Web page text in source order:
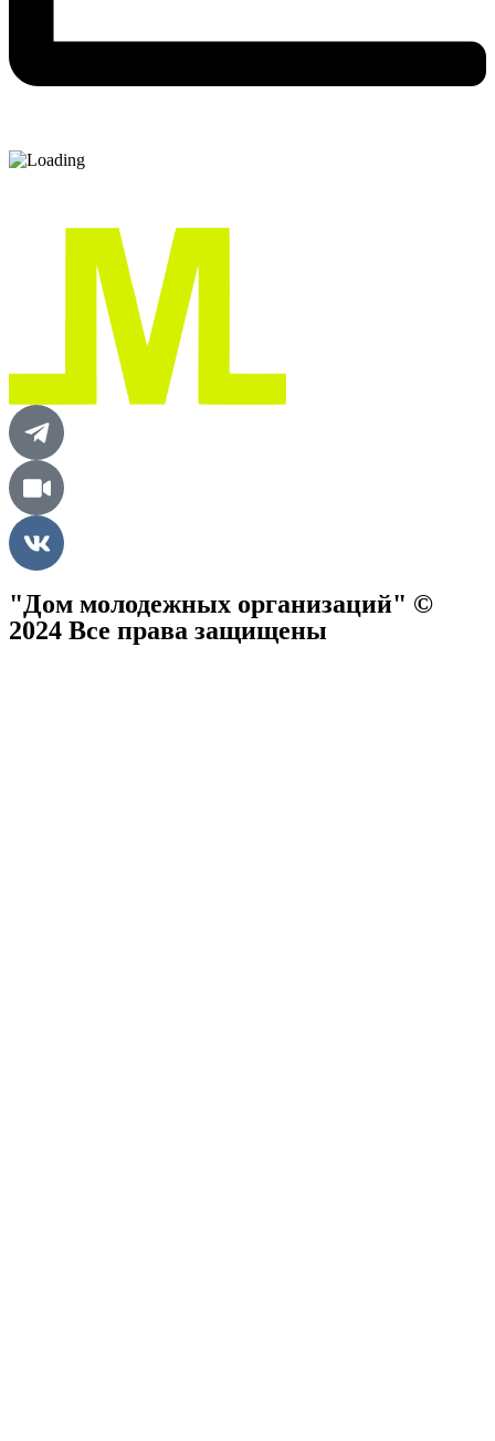
"Дом молодежных организаций" ©
2024 Все права защищены